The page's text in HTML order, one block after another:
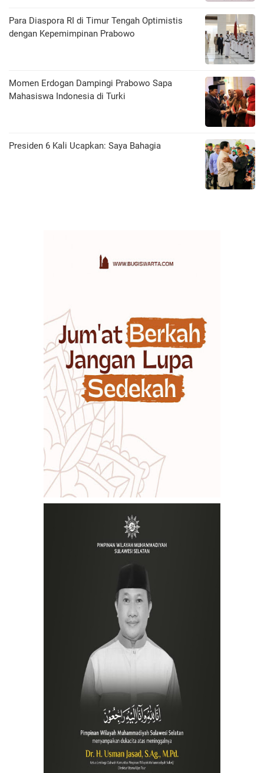
Para Diaspora RI di Timur Tengah Optimistis
dengan Kepemimpinan Prabowo
Momen Erdogan Dampingi Prabowo Sapa
Mahasiswa Indonesia di Turki
Presiden 6 Kali Ucapkan: Saya Bahagia